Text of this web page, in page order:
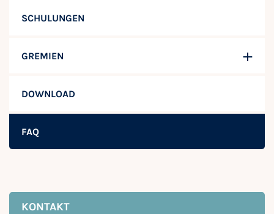
SCHULUNGEN
GREMIEN
DOWNLOAD
FAQ
KONTAKT